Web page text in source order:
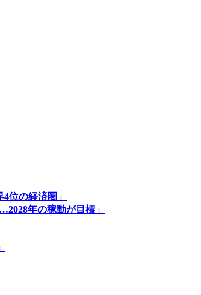
位の経済圏」
年の稼動が目標」